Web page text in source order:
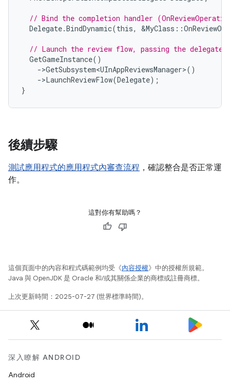
// Bind the completion handler
Delegate.BindDynamic(this, &MyClass ::
// Launch the review flow, passing the
GetGameInstance()
->GetSubsystem<UInAppReviewsManager>()
->LaunchReviewFlow(Delegate);
}
後續步驟
測試應用程式的應用程式內審查流程 ，確認整合是否正常運
作。
這對你有幫助嗎？
這個頁面中的內容和程式碼範例均受《內容授權》中的授權所規範。
Java 與 OpenJDK 是 Oracle 和/或其關係企業的商標或註冊商標。
上次更新時間：2025-07-27 (世界標準時間)。
深入瞭解 ANDROID
Android